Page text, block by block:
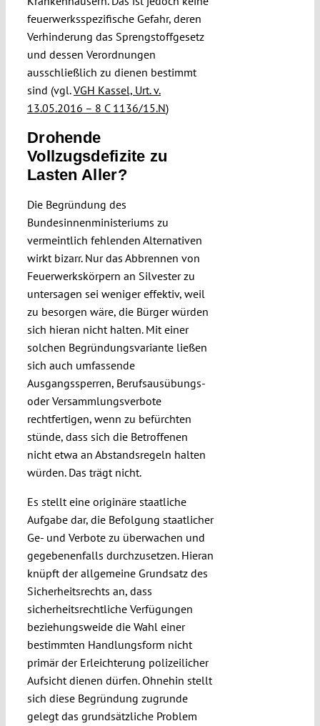
feuerwerksspezifische Gefahr, deren
Verhinderung das Sprengstoffgesetz
und dessen Verordnungen
ausschließlich zu dienen bestimmt
sind (vgl.VGH Kassel, Urt. v.
13.05.2016 – 8 C 1136/15.N)
Drohende
Vollzugsdefizite zu
Lasten Aller?
Die Begründung des
Bundesinnenministeriums zu
vermeintlich fehlenden Alternativen
wirkt bizarr. Nur das Abbrennen von
Feuerwerkskörpern an Silvester zu
untersagen sei weniger effektiv, weil
zu besorgen wäre, die Bürger würden
sich hieran nicht halten. Mit einer
solchen Begründungsvariante ließen
sich auch umfassende
Ausgangssperren, Berufsausübungs-
oder Versammlungsverbote
rechtfertigen, wenn zu befürchten
stünde, dass sich die Betroffenen
nicht etwa an Abstandsregeln halten
würden. Das trägt nicht.
Es stellt eine originäre staatliche
Aufgabe dar, die Befolgung staatlicher
Ge- und Verbote zu überwachen und
gegebenenfalls durchzusetzen. Hieran
knüpft der allgemeine Grundsatz des
Sicherheitsrechts an, dass
sicherheitsrechtliche Verfügungen
beziehungsweide die Wahl einer
bestimmten Handlungsform nicht
primär der Erleichterung polizeilicher
Aufsicht dienen dürfen. Ohnehin stellt
sich diese Begründung zugrunde
gelegt das grundsätzliche Problem